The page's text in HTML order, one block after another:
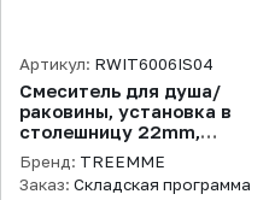
Артикул: RWIT6006IS04
Смеситель для душа/
раковины, установка в
столешницу 22mm,
нержавеющая сталь
брашированная
Бренд: TREEMME
Заказ: Складская программа